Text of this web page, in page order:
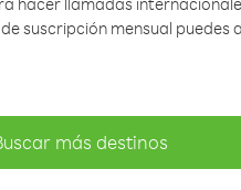
suscripción mensual
más destinos